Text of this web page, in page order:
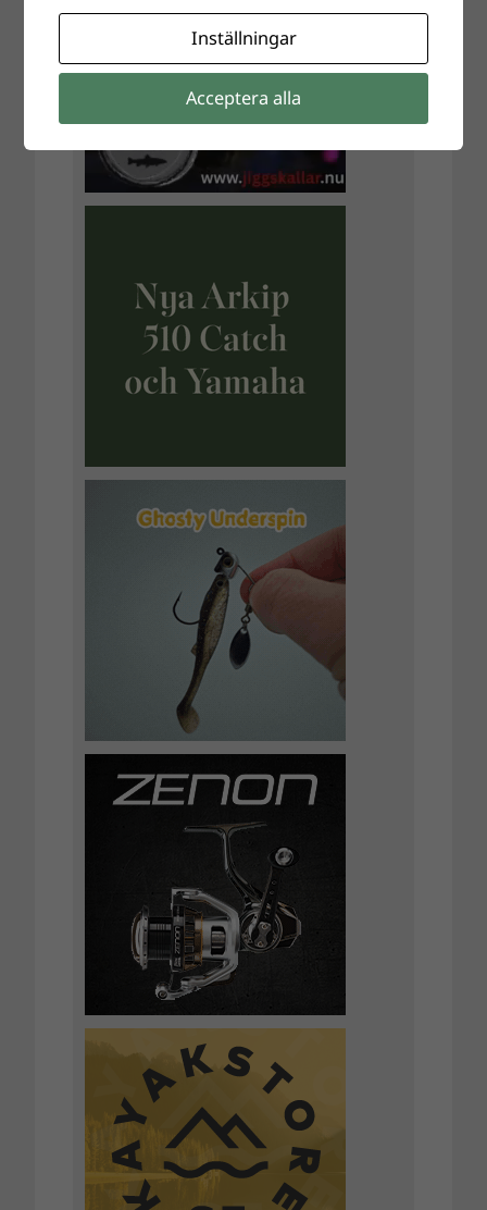
Inställningar
Acceptera alla